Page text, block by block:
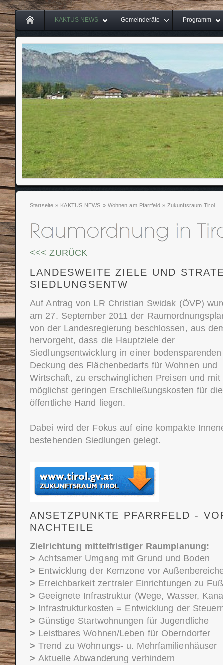
KAKTUS NEWS Gemeinderäte Programm
Startseite » KAKTUS NEWS » Wohnen am Pfarrfeld» Zukunftsraum Tirol
<<< ZURÜCK
LANDESWEITE ZIELE UND
SIEDLUNGSENTW
Auf Antrag von LR Christian Swidak (ÖVP)
am 27. September 2011 der
von der Landesregierung beschlossen, aus
hervorgeht, dass die Hauptziele der
Siedlungsentwicklung in einer bodensparenden
Deckung des Flächenbedarfs für Wohnen und
Wirtschaft, zu erschwinglichen Preisen und mit
möglichst geringen Erschließungskosten für die
öffentliche Hand liegen.
Dabei wird der Fokus auf eine kompakte
bestehenden Siedlungen gelegt.
ANSETZPUNKTE PFARRFELD -
NACHTEILE
Zielrichtung mittelfristiger Raumplanung:
>Achtsamer Umgang mit Grund und Boden
> Entwicklung der Kernzone vor
> Erreichbarkeit zentraler Einrichtungen zu Fuß
> Geeignete Infrastruktur (Wege, Wasser,
> Infrastrukturkosten = Entwicklung der
> Günstige Startwohnungen für Jugendliche
> Leistbares Wohnen/Leben für Oberndorfer
>Trend zu Wohnungs- u. Mehrfamilienhäuser
>Aktuelle Abwanderung verhindern